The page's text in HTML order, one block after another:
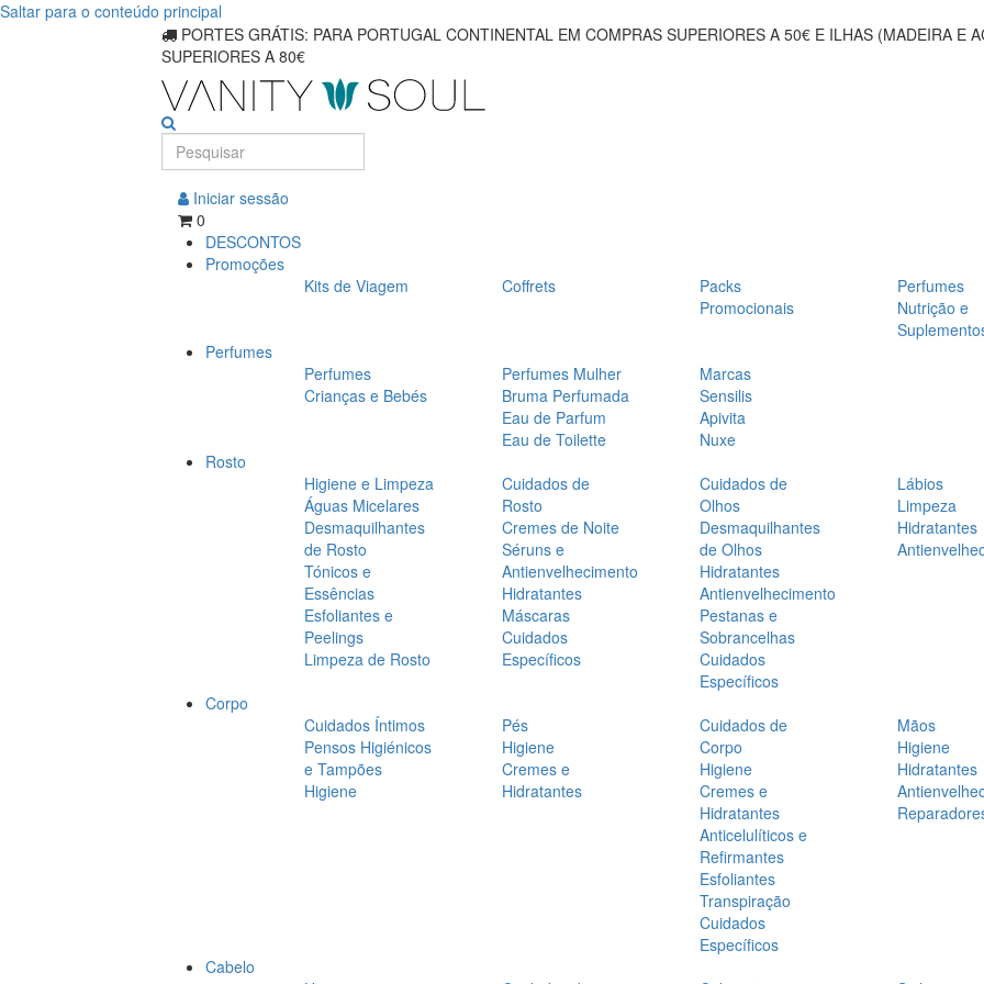
Saltar para o conteúdo principal
PORTES GRÁTIS: PARA PORTUGAL CONTINENTAL EM COMPRAS SUPERIORES A 50€ E ILHAS (MADEIRA E
SUPERIORES A 80€
Iniciar sessão
0
DESCONTOS
Promoções
Kits de Viagem
Coffrets
Packs
Promocionais
Perfumes
Nutrição e
Perfumes
Perfumes
Crianças e Bebés
Perfumes Mulher
Bruma Perfumada
Eau de Parfum
Eau de Toilette
Marcas
Sensilis
Apivita
Nuxe
Rosto
Higiene e Limpeza
Águas Micelares
Desmaquilhantes
de Rosto
Tónicos e
Essências
Esfoliantes e
Peelings
Limpeza de Rosto
Cuidados de
Rosto
Cremes de Noite
Séruns e
Antienvelhecimento
Hidratantes
Máscaras
Cuidados
Específicos
Cuidados de
Olhos
Desmaquilhantes
de Olhos
Hidratantes
Antienvelhecimento
Pestanas e
Sobrancelhas
Cuidados
Específicos
Lábios
Limpeza
Hidratantes
Corpo
Cuidados Íntimos
Pensos Higiénicos
e Tampões
Higiene
Pés
Higiene
Cremes e
Hidratantes
Cuidados de
Corpo
Higiene
Cremes e
Hidratantes
Anticelulíticos e
Refirmantes
Esfoliantes
Transpiração
Cuidados
Específicos
Mãos
Higiene
Hidratantes
Cabelo